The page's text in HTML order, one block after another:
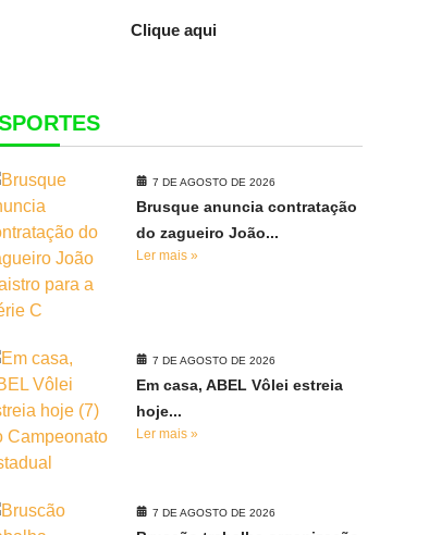
Clique aqui
7 DE AGOSTO DE 2026
Brusque anuncia contratação
do zagueiro João...
Ler mais »
7 DE AGOSTO DE 2026
Em casa, ABEL Vôlei estreia
hoje...
Ler mais »
7 DE AGOSTO DE 2026